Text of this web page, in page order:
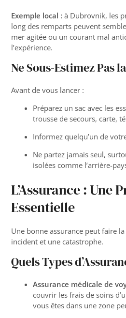
Exemple local : à Dubrovnik, les
long des remparts peuvent
mer agitée ou un courant mal
l’expérience.
Ne Sous-Estimez Pas
Avant de vous lancer :
Préparez un sac avec les
trousse de secours, carte,
Informez quelqu’un de
Ne partez jamais seul,
isolées comme l’arrière-
L’Assurance : Une
Essentielle
Une bonne assurance peut faire
incident et une catastrophe.
Quels Types
Assurance médicale de
couvrir les frais de soins
vous êtes dans une zone